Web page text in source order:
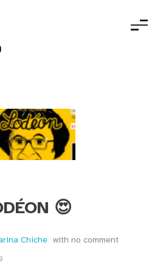
😍
Chiche with no comment